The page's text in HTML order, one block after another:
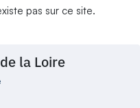
pas sur ce site.
la Loire